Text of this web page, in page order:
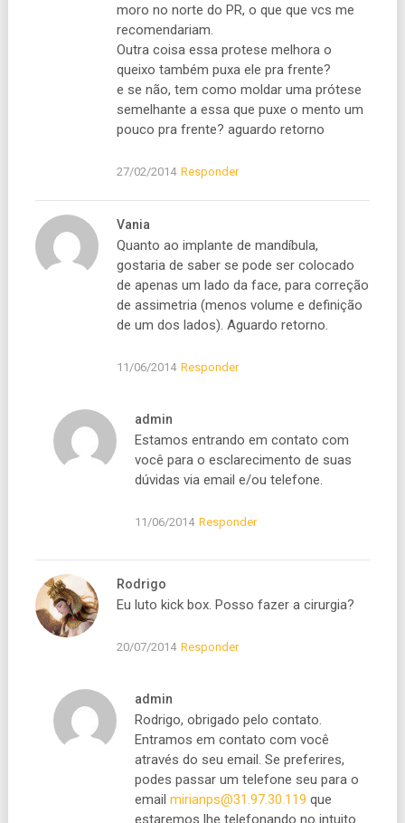
moro no norte do PR, o que que vcs me
recomendariam.
Outra coisa essa protese melhora o
queixo também puxa ele pra frente?
e se não, tem como moldar uma prótese
semelhante a essa que puxe o mento um
pouco pra frente? aguardo retorno
27/02/2014 Responder
Vania
Quanto ao implante de mandíbula,
gostaria de saber se pode ser colocado
de apenas um lado da face, para correção
de assimetria (menos volume e definição
de um dos lados). Aguardo retorno.
11/06/2014 Responder
admin
Estamos entrando em contato com
você para o esclarecimento de suas
dúvidas via email e/ou telefone.
11/06/2014 Responder
Rodrigo
Eu luto kick box. Posso fazer a cirurgia?
20/07/2014 Responder
admin
Rodrigo, obrigado pelo contato.
Entramos em contato com você
através do seu email. Se preferires,
podes passar um telefone seu para o
email mirianps@31.97.30.119 que
estaremos lhe telefonando no intuito